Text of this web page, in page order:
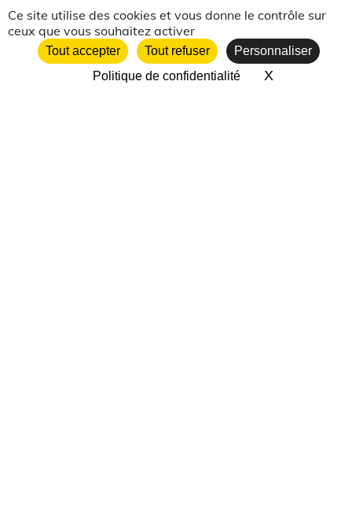
Ce site utilise des cookies et vous donne le contrôle sur
ceux que vous souhaitez activer
Tout accepter Tout refuser
Personnaliser
Politique de confidentialité
XMasquer le
NOS PARTENAIRES ASSOCIATIFS